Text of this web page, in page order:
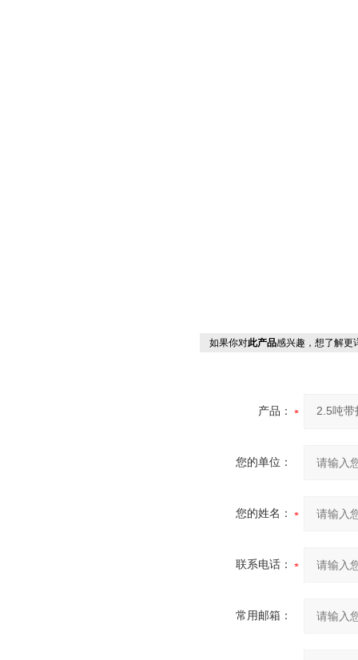
如果你对此产品感兴趣，想了解更
产品：
您的单位：
您的姓名：
联系电话：
常用邮箱：